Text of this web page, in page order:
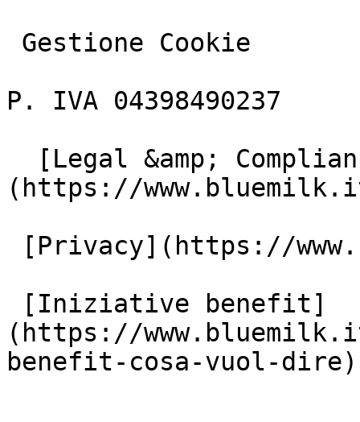
P. IVA 04398490237
(https://
(https://